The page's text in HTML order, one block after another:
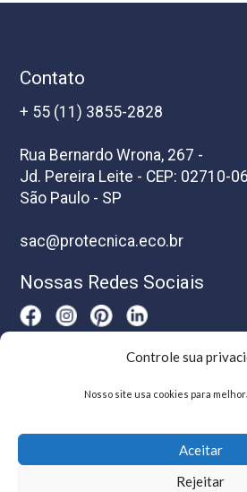
Controle sua
Nosso site usa cookies para
Aceitar
Rejeitar
Contato
+ 55 (11) 3855-2828
Rua Bernardo Wrona, 267 -
Jd. Pereira Leite - CEP: 02710-
São Paulo - SP
sac@protecnica.eco.br
Nossas Redes Sociais